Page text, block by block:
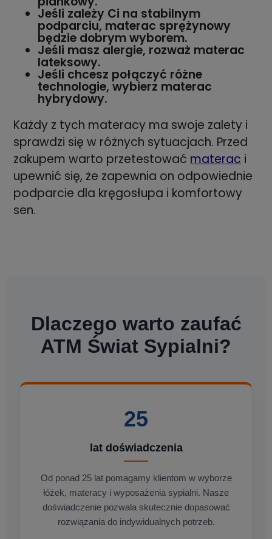
Jeśli zależy Ci na stabilnym
podparciu, materac sprężynowy
będzie dobrym wyborem.
Jeśli masz alergie, rozważ materac
lateksowy.
Jeśli chcesz połączyć różne
technologie, wybierz materac
hybrydowy.
Każdy z tych materacy ma swoje zalety i
sprawdzi się w różnych sytuacjach. Przed
zakupem warto przetestować materac i
upewnić się, że zapewnia on odpowiednie
podparcie dla kręgosłupa i komfortowy
sen.
Dlaczego warto zaufać
ATM Świat Sypialni?
25
lat doświadczenia
Od ponad 25 lat pomagamy klientom w wyborze
łóżek, materacy i wyposażenia sypialni. Nasze
doświadczenie pozwala skutecznie dopasować
rozwiązania do indywidualnych potrzeb.